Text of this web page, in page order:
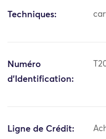
Techniques:
Numéro
d'Identification:
Ligne de Crédit: